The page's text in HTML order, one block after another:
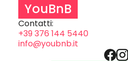
YouBnB
Contatti:
+39 376 144 5440
info@youbnb.it